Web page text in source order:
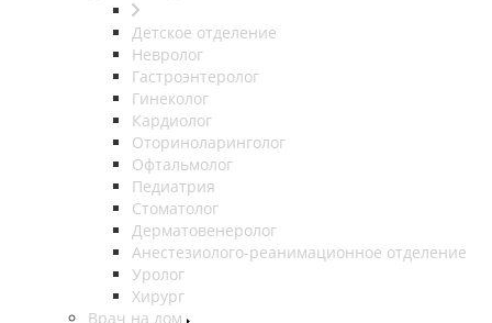
Детское отделение
Невролог
Гастроэнтеролог
Гинеколог
Кардиолог
Оториноларинголог
Офтальмолог
Педиатрия
Стоматолог
Дерматовенеролог
Анестезиолого-реанимационное отделение
Уролог
Хирург
Врач на дом